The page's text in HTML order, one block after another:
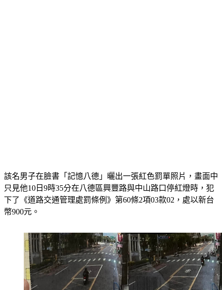
該名男子在臉書「記憶八德」曬出一張紅色罰單照片，畫面中
只見他10日9時35分在八德區興豐路與中山路口停紅燈時，犯
下了《道路交通管理處罰條例》第60條2項03款02，處以新台
幣900元。